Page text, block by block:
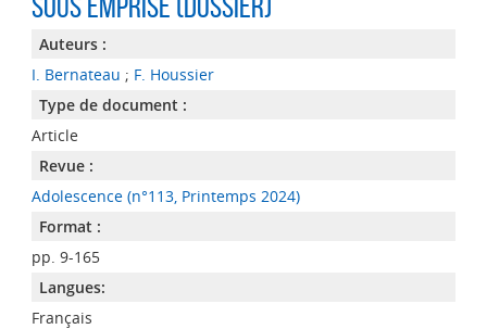
Auteurs :
I. Bernateau ; F. Houssier
Type de document :
Article
Revue :
Adolescence (n°113, Printemps 2024)
Format :
pp. 9-165
Langues:
Français